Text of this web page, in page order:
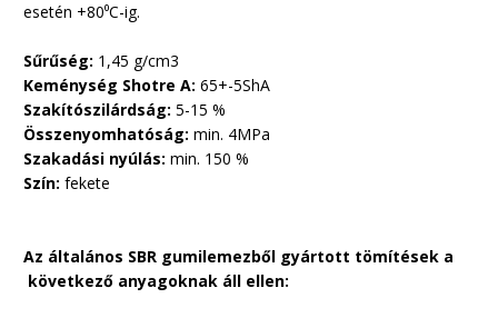
esetén +80⁰C-ig.
Sűrűség: 1,45 g/cm3
Keménység Shotre A: 65+-5ShA
Szakítószilárdság: 5-15 %
Összenyomhatóság: min. 4MPa
Szakadási nyúlás: min. 150 %
Szín: fekete
Az általános SBR gumilemezből gyártott tömítések a
következő anyagoknak áll ellen: